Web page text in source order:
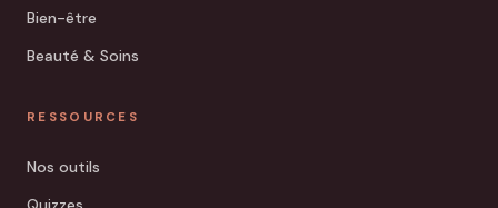
Bien-être
Beauté & Soins
RESSOURCES
Nos outils